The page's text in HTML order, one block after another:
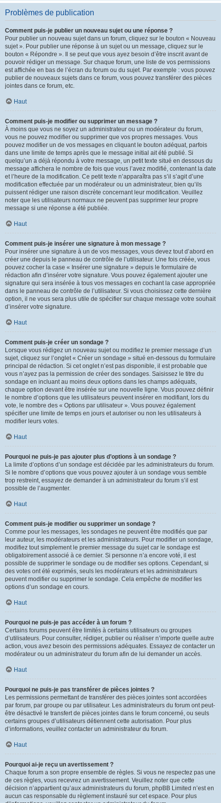
Problèmes de publication
Comment puis-je publier un nouveau sujet ou une réponse ?
Pour publier un nouveau sujet dans un forum, cliquez sur le bouton « Nouveau
sujet ». Pour publier une réponse à un sujet ou un message, cliquez sur le
bouton « Répondre ». Il se peut que vous ayez besoin d’être inscrit avant de
pouvoir rédiger un message. Sur chaque forum, une liste de vos permissions
est affichée en bas de l’écran du forum ou du sujet. Par exemple : vous pouvez
publier de nouveaux sujets dans ce forum, vous pouvez transférer des pièces
jointes dans ce forum, etc.
Haut
Comment puis-je modifier ou supprimer un message ?
À moins que vous ne soyez un administrateur ou un modérateur du forum,
vous ne pouvez modifier ou supprimer que vos propres messages. Vous
pouvez modifier un de vos messages en cliquant le bouton adéquat, parfois
dans une limite de temps après que le message initial ait été publié. Si
quelqu’un a déjà répondu à votre message, un petit texte situé en dessous du
message affichera le nombre de fois que vous l’avez modifié, contenant la date
et l’heure de la modification. Ce petit texte n’apparaîtra pas s’il s’agit d’une
modification effectuée par un modérateur ou un administrateur, bien qu’ils
puissent rédiger une raison discrète concernant leur modification. Veuillez
noter que les utilisateurs normaux ne peuvent pas supprimer leur propre
message si une réponse a été publiée.
Haut
Comment puis-je insérer une signature à mon message ?
Pour insérer une signature à un de vos messages, vous devez tout d’abord en
créer une depuis le panneau de contrôle de l’utilisateur. Une fois créée, vous
pouvez cocher la case « Insérer une signature » depuis le formulaire de
rédaction afin d’insérer votre signature. Vous pouvez également ajouter une
signature qui sera insérée à tous vos messages en cochant la case appropriée
dans le panneau de contrôle de l’utilisateur. Si vous choisissez cette dernière
option, il ne vous sera plus utile de spécifier sur chaque message votre souhait
d’insérer votre signature.
Haut
Comment puis-je créer un sondage ?
Lorsque vous rédigez un nouveau sujet ou modifiez le premier message d’un
sujet, cliquez sur l’onglet « Créer un sondage » situé en-dessous du formulaire
principal de rédaction. Si cet onglet n’est pas disponible, il est probable que
vous n’ayez pas la permission de créer des sondages. Saisissez le titre du
sondage en incluant au moins deux options dans les champs adéquats,
chaque option devant être insérée sur une nouvelle ligne. Vous pouvez définir
le nombre d’options que les utilisateurs peuvent insérer en modifiant, lors du
vote, le nombre des « Options par utilisateur ». Vous pouvez également
spécifier une limite de temps en jours et autoriser ou non les utilisateurs à
modifier leurs votes.
Haut
Pourquoi ne puis-je pas ajouter plus d’options à un sondage ?
La limite d’options d’un sondage est décidée par les administrateurs du forum.
Si le nombre d’options que vous pouvez ajouter à un sondage vous semble
trop restreint, essayez de demander à un administrateur du forum s’il est
possible de l’augmenter.
Haut
Comment puis-je modifier ou supprimer un sondage ?
Comme pour les messages, les sondages ne peuvent être modifiés que par
leur auteur, les modérateurs et les administrateurs. Pour modifier un sondage,
modifiez tout simplement le premier message du sujet car le sondage est
obligatoirement associé à ce dernier. Si personne n’a encore voté, il est
possible de supprimer le sondage ou de modifier ses options. Cependant, si
des votes ont été exprimés, seuls les modérateurs et les administrateurs
peuvent modifier ou supprimer le sondage. Cela empêche de modifier les
options d’un sondage en cours.
Haut
Pourquoi ne puis-je pas accéder à un forum ?
Certains forums peuvent être limités à certains utilisateurs ou groupes
d’utilisateurs. Pour consulter, rédiger, publier ou réaliser n’importe quelle autre
action, vous avez besoin des permissions adéquates. Essayez de contacter un
modérateur ou un administrateur du forum afin de lui demander un accès.
Haut
Pourquoi ne puis-je pas transférer de pièces jointes ?
Les permissions permettant de transférer des pièces jointes sont accordées
par forum, par groupe ou par utilisateur. Les administrateurs du forum ont peut-
être désactivé le transfert de pièces jointes dans le forum concerné, ou seuls
certains groupes d’utilisateurs détiennent cette autorisation. Pour plus
d’informations, veuillez contacter un administrateur du forum.
Haut
Pourquoi ai-je reçu un avertissement ?
Chaque forum a son propre ensemble de règles. Si vous ne respectez pas une
de ces règles, vous recevrez un avertissement. Veuillez noter que cette
décision n’appartient qu’aux administrateurs du forum, phpBB Limited n’est en
aucun cas responsable du règlement instauré sur cet espace. Pour plus